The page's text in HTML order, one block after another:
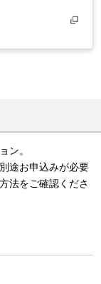
ン。
途お申込みが必要
法をご確認くださ